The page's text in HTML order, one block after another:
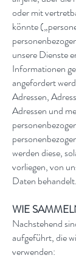
oder mit
könnte
unsere Dienste
Informationen
angefordert
Adressen,
Adressen und
werden diese,
vorliegen, von
Daten behandelt.
WIE
Nachstehend
aufgeführt, die
verwenden: